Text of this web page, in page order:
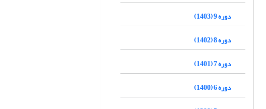
دوره 9 (1403)
دوره 8 (1402)
دوره 7 (1401)
دوره 6 (1400)